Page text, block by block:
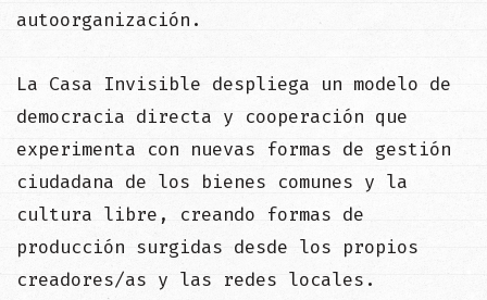
autoorganización.
La Casa Invisible despliega un modelo de
democracia directa y cooperación que
experimenta con nuevas formas de gestión
ciudadana de los bienes comunes y la
cultura libre, creando formas de
producción surgidas desde los propios
creadores/as y las redes locales.